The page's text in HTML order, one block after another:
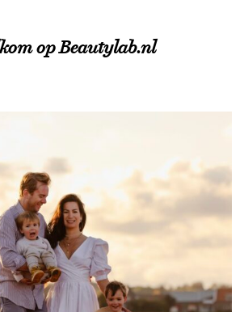
op Beautylab.nl